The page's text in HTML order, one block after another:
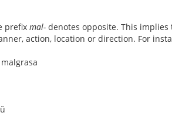
prefix mal- denotes opposite. This
action, location or direction. For